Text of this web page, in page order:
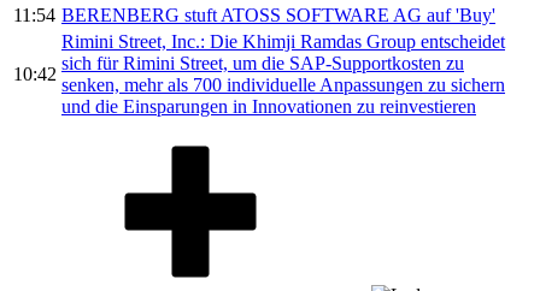
11:54 BERENBERG stuft ATOSS SOFTWARE AG auf 'Buy'
10:42
Rimini Street, Inc.: Die Khimji Ramdas Group entscheidet
sich für Rimini Street, um die SAP-Supportkosten zu
senken, mehr als 700 individuelle Anpassungen zu sichern
und die Einsparungen in Innovationen zu reinvestieren